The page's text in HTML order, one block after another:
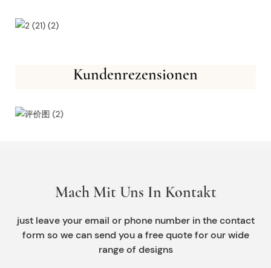
Kundenrezensionen
Mach Mit Uns In Kontakt
just leave your email or phone number in the contact
form so we can send you a free quote for our wide
range of designs